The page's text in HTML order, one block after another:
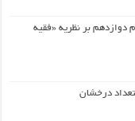
دوازدهم بر نظریه «فقیه
درخشان